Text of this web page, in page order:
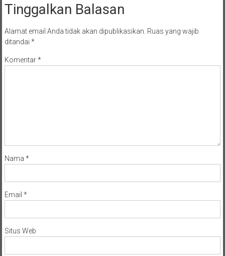
Tinggalkan Balasan
Alamat email Anda tidak akan dipublikasikan. Ruas yang wajib
ditandai *
Komentar*
Nama *
Email *
Situs Web